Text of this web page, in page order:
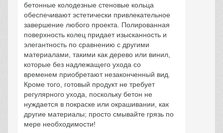
бетонные колодезные стеновые кольца
обеспечивают эстетически привлекательное
завершение любого проекта. Полированная
поверхность колец придает изысканность и
элегантность по сравнению с другими
материалами, такими как дерево или винил,
которые без надлежащего ухода со
временем приобретают незаконченный вид.
Кроме того, готовый продукт не требует
регулярного ухода, поскольку бетон не
нуждается в покраске или окрашивании, как
другие материалы; просто смывайте грязь по
мере необходимости!